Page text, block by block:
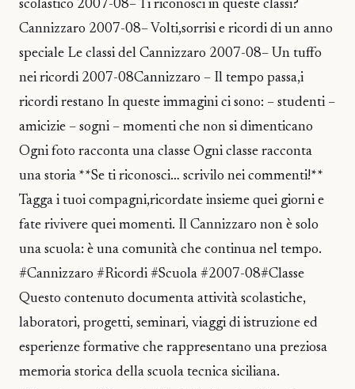
scolastico 2007-08– Ti riconosci in queste classi?
Cannizzaro 2007-08– Volti,sorrisi e ricordi di un anno
speciale Le classi del Cannizzaro 2007-08– Un tuffo
nei ricordi 2007-08Cannizzaro – Il tempo passa,i
ricordi restano In queste immagini ci sono: – studenti –
amicizie – sogni – momenti che non si dimenticano
Ogni foto racconta una classe Ogni classe racconta
una storia **Se ti riconosci… scrivilo nei commenti!**
Tagga i tuoi compagni,ricordate insieme quei giorni e
fate rivivere quei momenti. Il Cannizzaro non è solo
una scuola: è una comunità che continua nel tempo.
#Cannizzaro #Ricordi #Scuola #2007-08#Classe
Questo contenuto documenta attività scolastiche,
laboratori, progetti, seminari, viaggi di istruzione ed
esperienze formative che rappresentano una preziosa
memoria storica della scuola tecnica siciliana.